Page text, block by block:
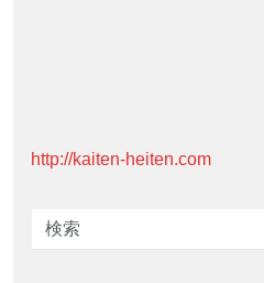
http://kaiten-heiten.com